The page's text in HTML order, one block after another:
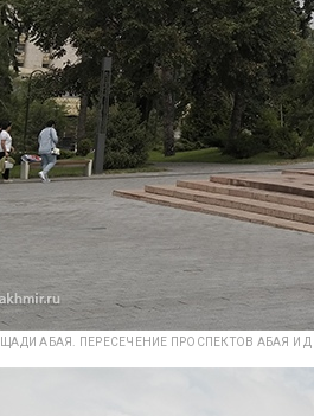
АБАЯ. ПЕРЕСЕЧЕНИЕ ПРОСПЕКТОВ АБАЯ И